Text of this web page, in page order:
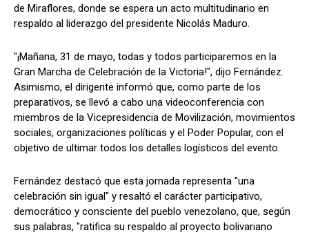
de Miraflores, donde se espera un acto multitudinario en
respaldo al liderazgo del presidente Nicolás Maduro.
"¡Mañana, 31 de mayo, todas y todos participaremos en la
Gran Marcha de Celebración de la Victoria!", dijo Fernández.
Asimismo, el dirigente informó que, como parte de los
preparativos, se llevó a cabo una videoconferencia con
miembros de la Vicepresidencia de Movilización, movimientos
sociales, organizaciones políticas y el Poder Popular, con el
objetivo de ultimar todos los detalles logísticos del evento.
Fernández destacó que esta jornada representa "una
celebración sin igual" y resaltó el carácter participativo,
democrático y consciente del pueblo venezolano, que, según
sus palabras, "ratifica su respaldo al proyecto bolivariano